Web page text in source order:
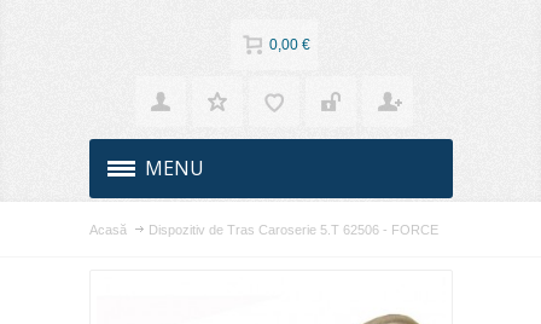
0,00 €
MENU
Acasă Dispozitiv de Tras Caroserie 5.T 62506 - FORCE